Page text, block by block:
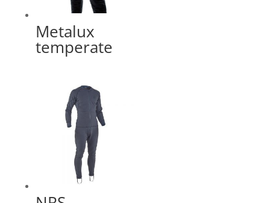
Metalux
temperate